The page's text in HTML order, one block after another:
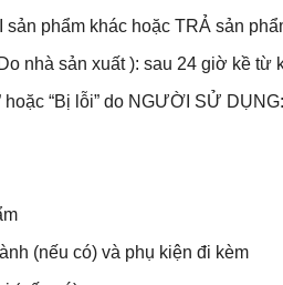
sản phẩm khác hoặc TRẢ sản
nhà sản xuất ): sau 24 giờ kề từ
hoặc “Bị lỗi” do NGƯỜI SỬ
(nếu có) và phụ kiện đi kèm